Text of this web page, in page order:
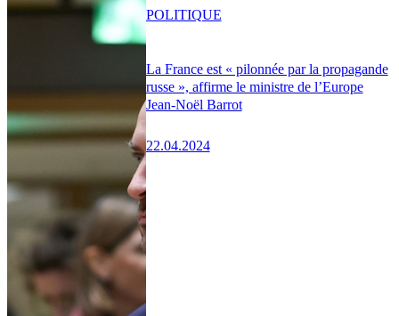
La France est « pilonnée par la propagande
russe », affirme le ministre de l’Europe
Jean-Noël Barrot
22.04.2024
POLITIQUE